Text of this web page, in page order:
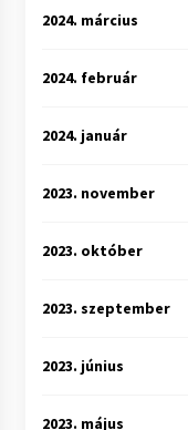
2024. március
2024. február
2024. január
2023. november
2023. október
2023. szeptember
2023. június
2023. május